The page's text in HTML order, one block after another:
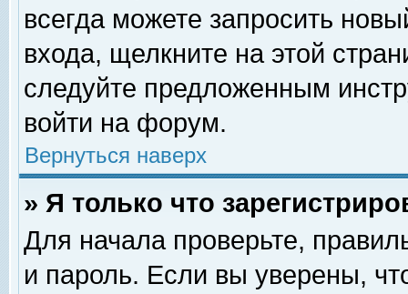
всегда можете запросить
входа, щелкните на этой
следуйте предложенным
войти на форум.
Вернуться наверх
» Я только что
Для начала проверьте,
и пароль. Если вы уверены,